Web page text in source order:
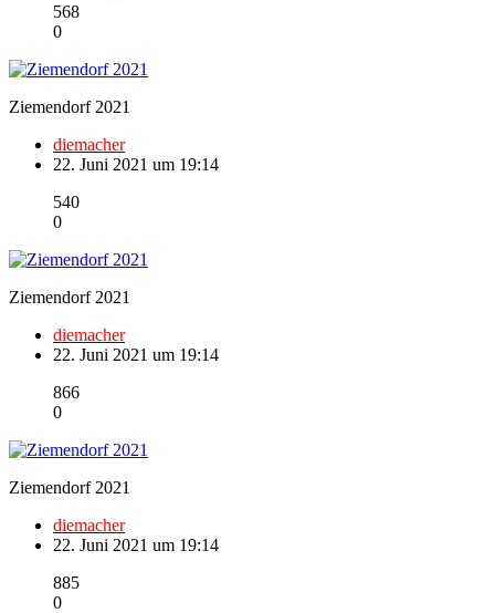
568
0
Ziemendorf 2021
diemacher
22. Juni 2021 um 19:14
540
0
Ziemendorf 2021
diemacher
22. Juni 2021 um 19:14
866
0
Ziemendorf 2021
diemacher
22. Juni 2021 um 19:14
885
0